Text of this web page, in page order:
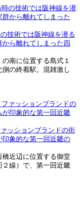
技術では阪神線を潜る
ら離れてしまった四
南に位置する島式１
の終着駅。混雑激し
ッションブランドの街
象的な第一回近畿の
近辺に位置する御堂
線）で、第一回近畿